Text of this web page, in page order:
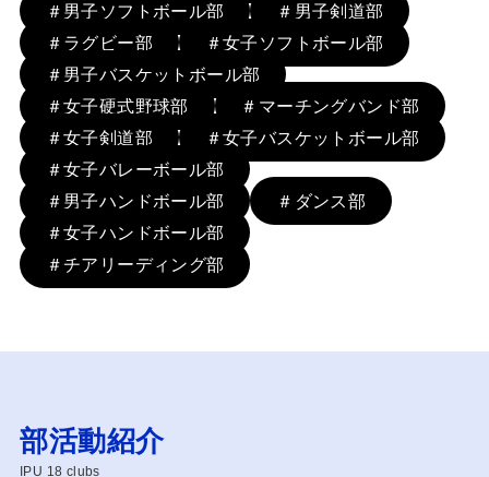
＃男子ソフトボール部
＃男子剣道部
＃ラグビー部
＃女子ソフトボール部
＃男子バスケットボール部
＃女子硬式野球部
＃マーチングバンド部
＃女子剣道部
＃女子バスケットボール部
＃女子バレーボール部
＃男子ハンドボール部
＃ダンス部
＃女子ハンドボール部
＃チアリーディング部
部活動紹介
IPU 18 clubs